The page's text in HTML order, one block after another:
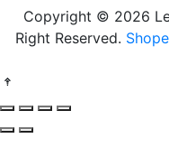
Copyright © 2026
Right Reserved.